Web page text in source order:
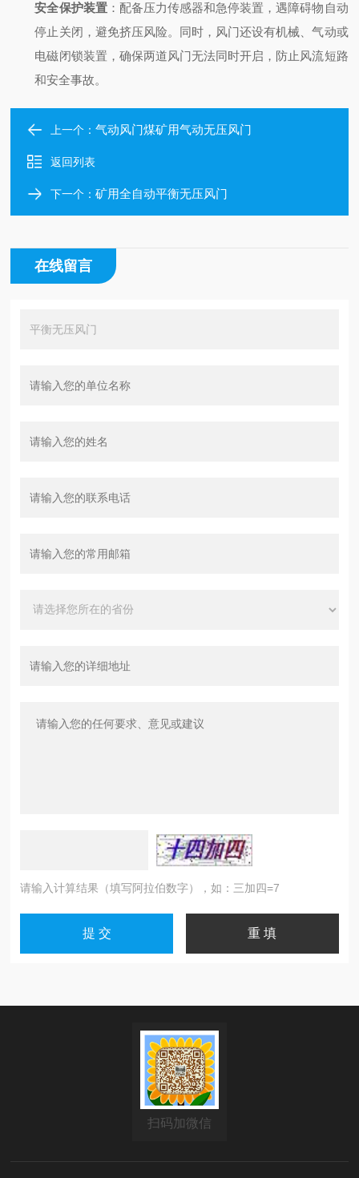
安全保护装置：配备压力传感器和急停装置，遇障碍物自动
停止关闭，避免挤压风险。同时，风门还设有机械、气动或
电磁闭锁装置，确保两道风门无法同时开启，防止风流短路
和安全事故。
上一个：气动风门煤矿用气动无压风门
返回列表
下一个：矿用全自动平衡无压风门
在线留言
请输入计算结果（填写阿拉伯数字），如：三加四=7
扫码加微信